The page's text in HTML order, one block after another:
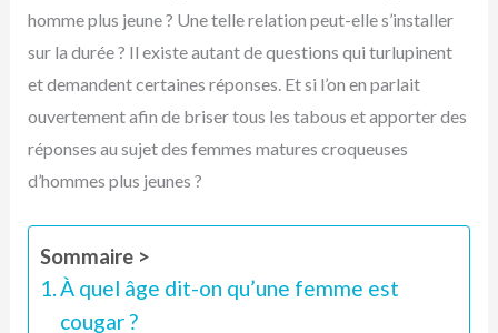
homme plus jeune ? Une telle relation peut-elle s’installer
sur la durée ? Il existe autant de questions qui turlupinent
et demandent certaines réponses. Et si l’on en parlait
ouvertement afin de briser tous les tabous et apporter des
réponses au sujet des femmes matures croqueuses
d’hommes plus jeunes ?
Sommaire >
À quel âge dit-on qu’une femme est
cougar ?